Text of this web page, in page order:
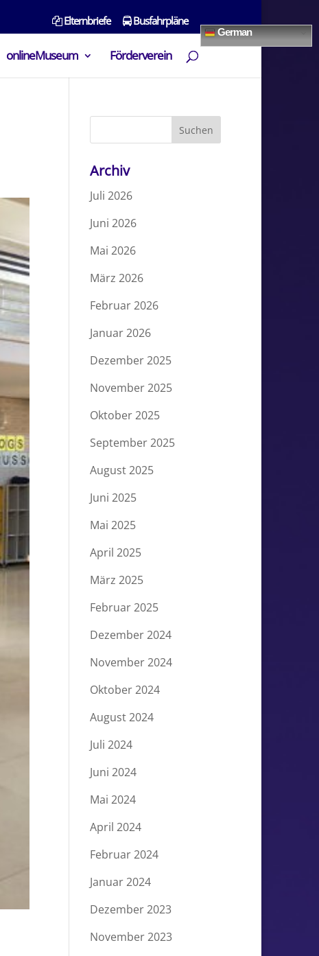
Elternbriefe Busfahrpläne
German
onlineMuseum Förderverein
Archiv
Juli 2026
Juni 2026
Mai 2026
März 2026
Februar 2026
Januar 2026
Dezember 2025
November 2025
Oktober 2025
September 2025
August 2025
Juni 2025
Mai 2025
April 2025
März 2025
Februar 2025
Dezember 2024
November 2024
Oktober 2024
August 2024
Juli 2024
Juni 2024
Mai 2024
April 2024
Februar 2024
Januar 2024
Dezember 2023
November 2023